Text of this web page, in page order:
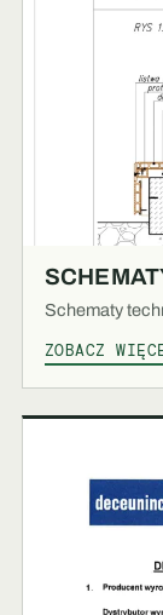
Schematy
ZOBACZ